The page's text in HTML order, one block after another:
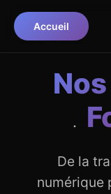
Accueil
De la
numérique